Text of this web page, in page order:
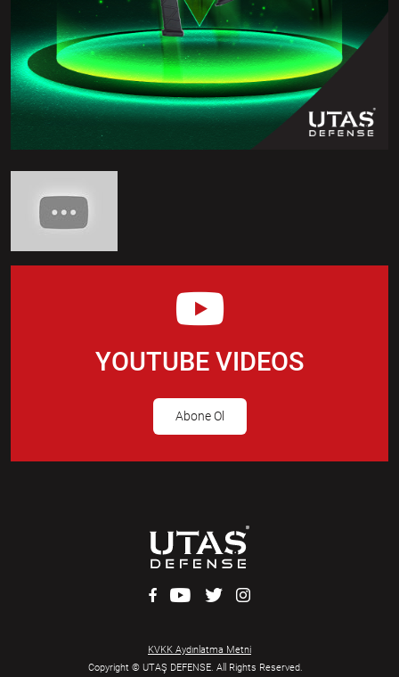
YOUTUBE VIDEOS
Abone Ol
Copyright © UTAŞ DEFENSE. All Rights Reserved.
KVKK Aydınlatma Metni